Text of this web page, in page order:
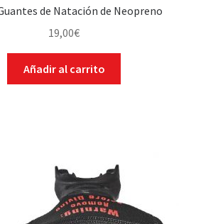
de Natación de Neopreno
19,00€
Añadir al carrito